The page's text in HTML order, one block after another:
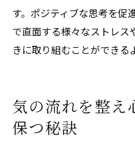
す。ポジティブな思考を促
で直面する様々なストレス
きに取り組むことができる
気の流れを整え
保つ秘訣